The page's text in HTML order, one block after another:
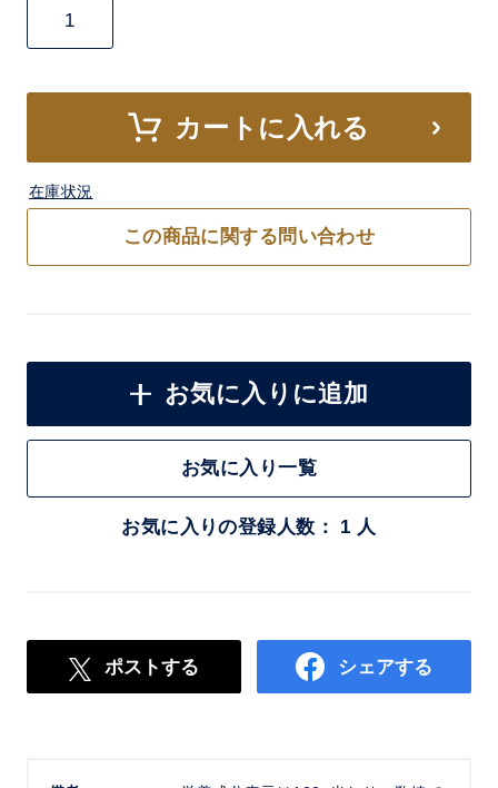
カートに入れる
在庫状況
この商品に関する問い合わせ
お気に入りに追加
お気に入り一覧
お気に入りの登録人数： 1 人
ポストする シェアする